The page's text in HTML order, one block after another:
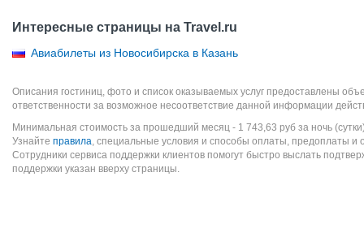
Интересные страницы на Travel.ru
Авиабилеты из Новосибирска в Казань
Описания гостиниц, фото и список оказываемых услуг предоставлены
ответственности за возможное несоответствие данной информации
Минимальная стоимость за прошедший месяц - 1 743,63 руб за ночь
Узнайте правила, специальные условия и способы оплаты, предоплаты и
Сотрудники сервиса поддержки клиентов помогут быстро выслать
поддержки указан вверху страницы.